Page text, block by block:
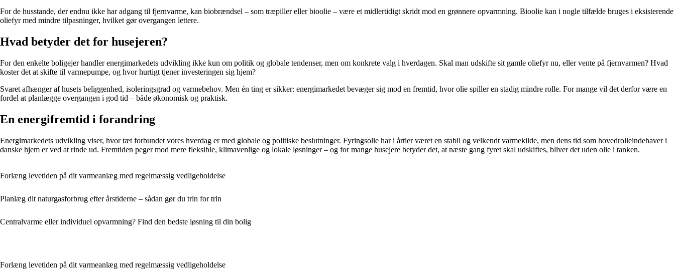
For de husstande, der endnu ikke har adgang til fjernvarme, kan biobrændsel – som træpiller eller bioolie – være et midlertidigt skridt mod en grønnere opvarmning. Bioolie kan i nogle tilfælde bruges i eksisterende
oliefyr med mindre tilpasninger, hvilket gør overgangen lettere.
Hvad betyder det for husejeren?
For den enkelte boligejer handler energimarkedets udvikling ikke kun om politik og globale tendenser, men om konkrete valg i hverdagen. Skal man udskifte sit gamle oliefyr nu, eller vente på fjernvarmen? Hvad
koster det at skifte til varmepumpe, og hvor hurtigt tjener investeringen sig hjem?
Svaret afhænger af husets beliggenhed, isoleringsgrad og varmebehov. Men én ting er sikker: energimarkedet bevæger sig mod en fremtid, hvor olie spiller en stadig mindre rolle. For mange vil det derfor være en
fordel at planlægge overgangen i god tid – både økonomisk og praktisk.
En energifremtid i forandring
Energimarkedets udvikling viser, hvor tæt forbundet vores hverdag er med globale og politiske beslutninger. Fyringsolie har i årtier været en stabil og velkendt varmekilde, men dens tid som hovedrolleindehaver i
danske hjem er ved at rinde ud. Fremtiden peger mod mere fleksible, klimavenlige og lokale løsninger – og for mange husejere betyder det, at næste gang fyret skal udskiftes, bliver det uden olie i tanken.
Forlæng levetiden på dit varmeanlæg med regelmæssig vedligeholdelse
Planlæg dit naturgasforbrug efter årstiderne – sådan gør du trin for trin
Centralvarme eller individuel opvarmning? Find den bedste løsning til din bolig
Forlæng levetiden på dit varmeanlæg med regelmæssig vedligeholdelse